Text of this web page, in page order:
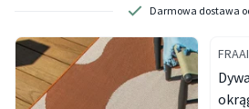
Darmowa dostawa
FRAAI